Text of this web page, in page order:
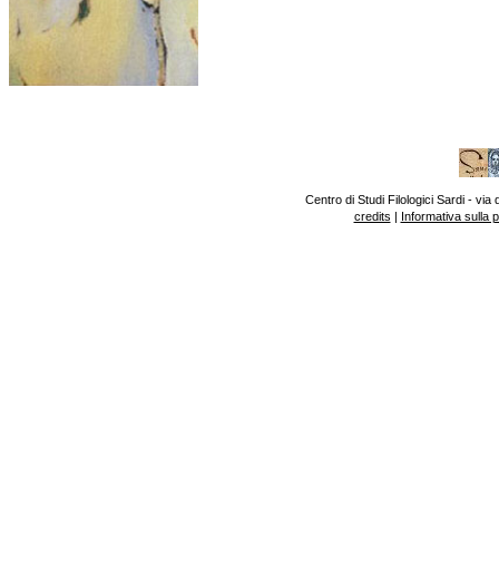
Centro di Studi Filologici Sardi - via
credits | Informativa sulla